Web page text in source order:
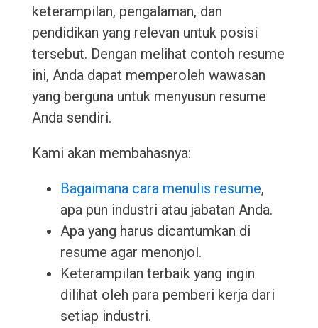
keterampilan, pengalaman, dan
pendidikan yang relevan untuk posisi
tersebut. Dengan melihat contoh resume
ini, Anda dapat memperoleh wawasan
yang berguna untuk menyusun resume
Anda sendiri.
Kami akan membahasnya:
Bagaimana cara menulis resume,
apa pun industri atau jabatan Anda.
Apa yang harus dicantumkan di
resume agar menonjol.
Keterampilan terbaik yang ingin
dilihat oleh para pemberi kerja dari
setiap industri.